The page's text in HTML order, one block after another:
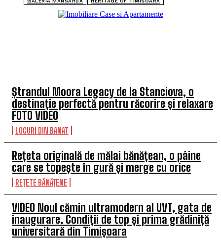
Ștrandul Moora Legacy de la Stanciova, o
destinație perfectă pentru răcorire și relaxare
FOTO VIDEO
LOCURI DIN BANAT
Rețeta originală de mălai bănățean, o pâine
care se topește în gură și merge cu orice
REȚETE BĂNĂȚENE
VIDEO Noul cămin ultramodern al UVT, gata de
inaugurare. Condiții de top și prima grădiniță
universitară din Timișoara